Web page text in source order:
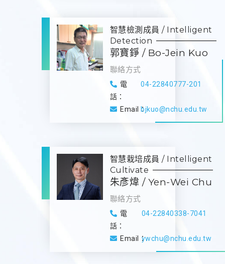
智慧檢測成員 / Intelligent
Detection
郭寶錚 / Bo-Jein Kuo
聯絡方式
電
話：
04-22840777-201
Email：bjkuo@nchu.edu.tw
智慧栽培成員 / Intelligent
Cultivate
朱彥煒 / Yen-Wei Chu
聯絡方式
電
話：
04-22840338-7041
Email：ywchu@nchu.edu.tw